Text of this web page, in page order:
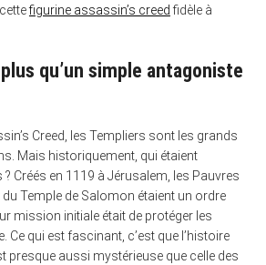
figurine assassin’s creed fidèle à
qu’un simple antagoniste
Creed, les Templiers sont les grands
Mais historiquement, qui étaient
Créés en 1119 à Jérusalem, les Pauvres
du Temple de Salomon étaient un ordre
mission initiale était de protéger les
Ce qui est fascinant, c’est que l’histoire
presque aussi mystérieuse que celle des